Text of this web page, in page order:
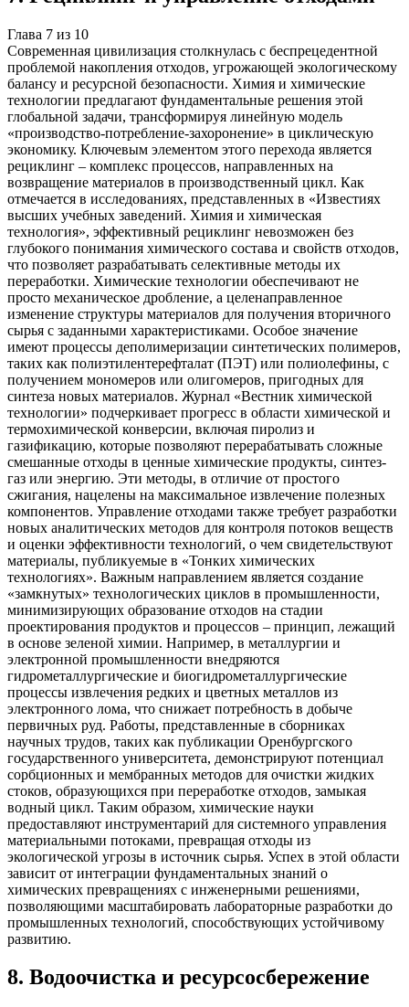
Глава 7 из 10
Современная цивилизация столкнулась с беспрецедентной
проблемой накопления отходов, угрожающей экологическому
балансу и ресурсной безопасности. Химия и химические
технологии предлагают фундаментальные решения этой
глобальной задачи, трансформируя линейную модель
«производство-потребление-захоронение» в циклическую
экономику. Ключевым элементом этого перехода является
рециклинг – комплекс процессов, направленных на
возвращение материалов в производственный цикл. Как
отмечается в исследованиях, представленных в «Известиях
высших учебных заведений. Химия и химическая
технология», эффективный рециклинг невозможен без
глубокого понимания химического состава и свойств отходов,
что позволяет разрабатывать селективные методы их
переработки. Химические технологии обеспечивают не
просто механическое дробление, а целенаправленное
изменение структуры материалов для получения вторичного
сырья с заданными характеристиками. Особое значение
имеют процессы деполимеризации синтетических полимеров,
таких как полиэтилентерефталат (ПЭТ) или полиолефины, с
получением мономеров или олигомеров, пригодных для
синтеза новых материалов. Журнал «Вестник химической
технологии» подчеркивает прогресс в области химической и
термохимической конверсии, включая пиролиз и
газификацию, которые позволяют перерабатывать сложные
смешанные отходы в ценные химические продукты, синтез-
газ или энергию. Эти методы, в отличие от простого
сжигания, нацелены на максимальное извлечение полезных
компонентов. Управление отходами также требует разработки
новых аналитических методов для контроля потоков веществ
и оценки эффективности технологий, о чем свидетельствуют
материалы, публикуемые в «Тонких химических
технологиях». Важным направлением является создание
«замкнутых» технологических циклов в промышленности,
минимизирующих образование отходов на стадии
проектирования продуктов и процессов – принцип, лежащий
в основе зеленой химии. Например, в металлургии и
электронной промышленности внедряются
гидрометаллургические и биогидрометаллургические
процессы извлечения редких и цветных металлов из
электронного лома, что снижает потребность в добыче
первичных руд. Работы, представленные в сборниках
научных трудов, таких как публикации Оренбургского
государственного университета, демонстрируют потенциал
сорбционных и мембранных методов для очистки жидких
стоков, образующихся при переработке отходов, замыкая
водный цикл. Таким образом, химические науки
предоставляют инструментарий для системного управления
материальными потоками, превращая отходы из
экологической угрозы в источник сырья. Успех в этой области
зависит от интеграции фундаментальных знаний о
химических превращениях с инженерными решениями,
позволяющими масштабировать лабораторные разработки до
промышленных технологий, способствующих устойчивому
развитию.
8. Водоочистка и ресурсосбережение